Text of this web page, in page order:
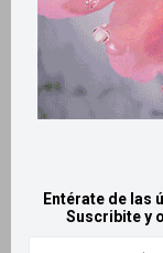
Entérate de las
Suscribite y
Llega
Llega